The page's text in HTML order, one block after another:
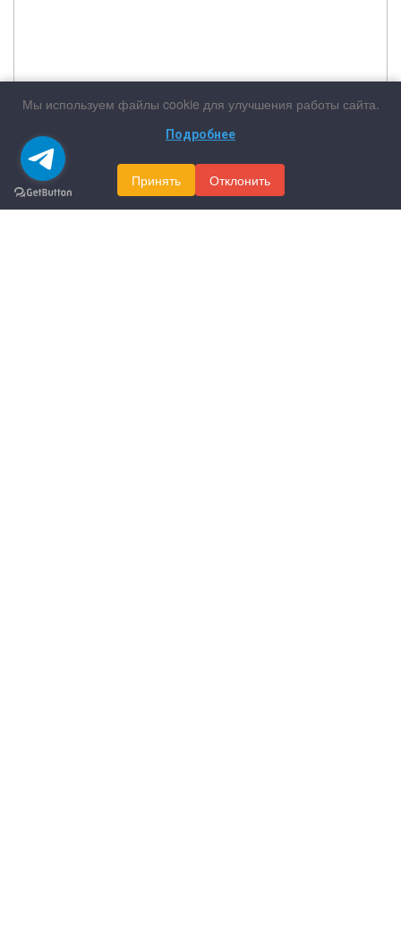
Мы используем файлы cookie для улучшения работы сайта.
Подробнее
Принять Отклонить